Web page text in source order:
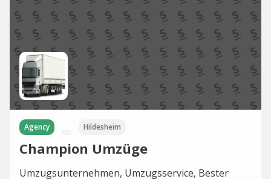
Agency Hildesheim
Champion Umzüge
Umzugsunternehmen, Umzugsservice, Bester